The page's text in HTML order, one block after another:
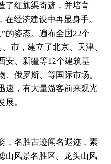
了红旗渠奇迹，并培育
在经济建设中再显身手。
的姿态。遍布全国22个
市，建立了北京、天津、
安、新疆等12个建筑基
俄罗斯、等国际市场。
速，有大量游客前来观光
展。
，名胜古迹闻名遐迩，素
山风景名胜区、龙头山风